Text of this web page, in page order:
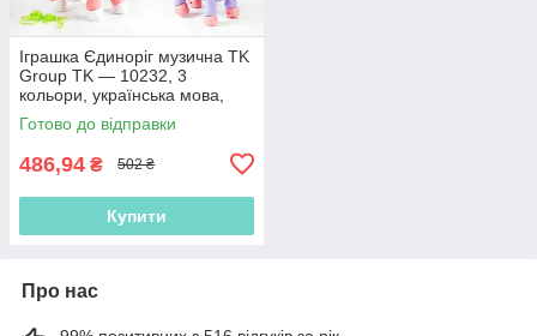
Іграшка Єдиноріг музична TK
Group TK — 10232, 3
кольори, українська мова,
звук, підсвітка
Готово до відправки
486,94 ₴ 502 ₴
Купити
Про нас